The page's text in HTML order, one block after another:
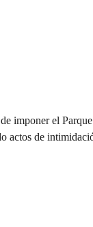
imponer el
actos de